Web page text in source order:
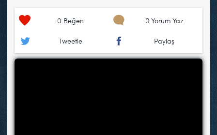
0 Beğen 0 Yorum Yaz
Tweetle Paylaş